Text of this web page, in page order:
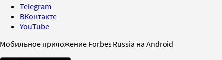
Telegram
ВКонтакте
YouTube
Мобильное приложение Forbes Russia на Android